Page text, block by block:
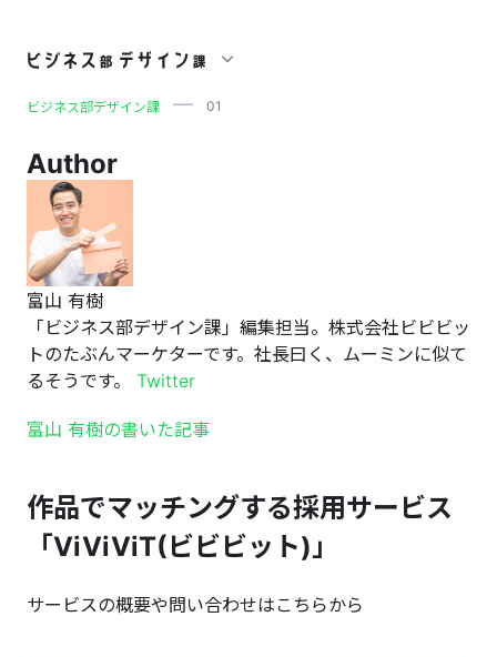
01
ビジネス部デザイン課 01
Author
富山 有樹
「ビジネス部デザイン課」編集担当。株式会社ビビビッ
トのたぶんマーケターです。社長曰く、ムーミンに似て
るそうです。 Twitter
富山 有樹の書いた記事
作品でマッチングする採用サービス
「ViViViT(ビビビット)」
サービスの概要や問い合わせはこちらから